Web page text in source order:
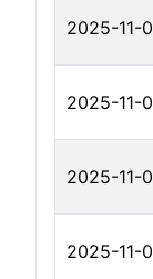
2025-11-
2025-11-
2025-11-
2025-11-